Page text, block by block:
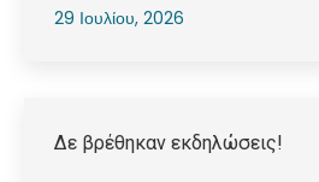
29 Ιουλίου, 2026
Δε βρέθηκαν εκδηλώσεις!